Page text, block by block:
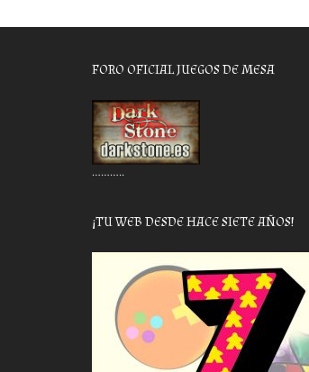
FORO OFICIAL JUEGOS DE MESA
………..
¡TU WEB DESDE HACE SIETE AÑOS!